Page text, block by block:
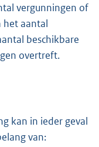
vergunningen of
het aantal
beschikbare
overtreft.
kan in ieder geval
van: